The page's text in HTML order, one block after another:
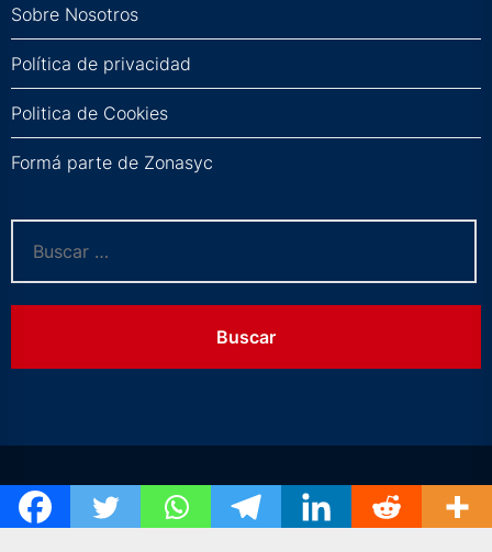
Sobre Nosotros
Política de privacidad
Politica de Cookies
Formá parte de Zonasyc